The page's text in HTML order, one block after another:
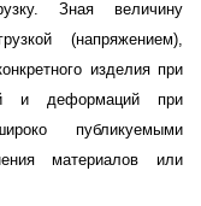
Зная величину
(напряжением),
изделия при
и деформаций при
публикуемыми
материалов или